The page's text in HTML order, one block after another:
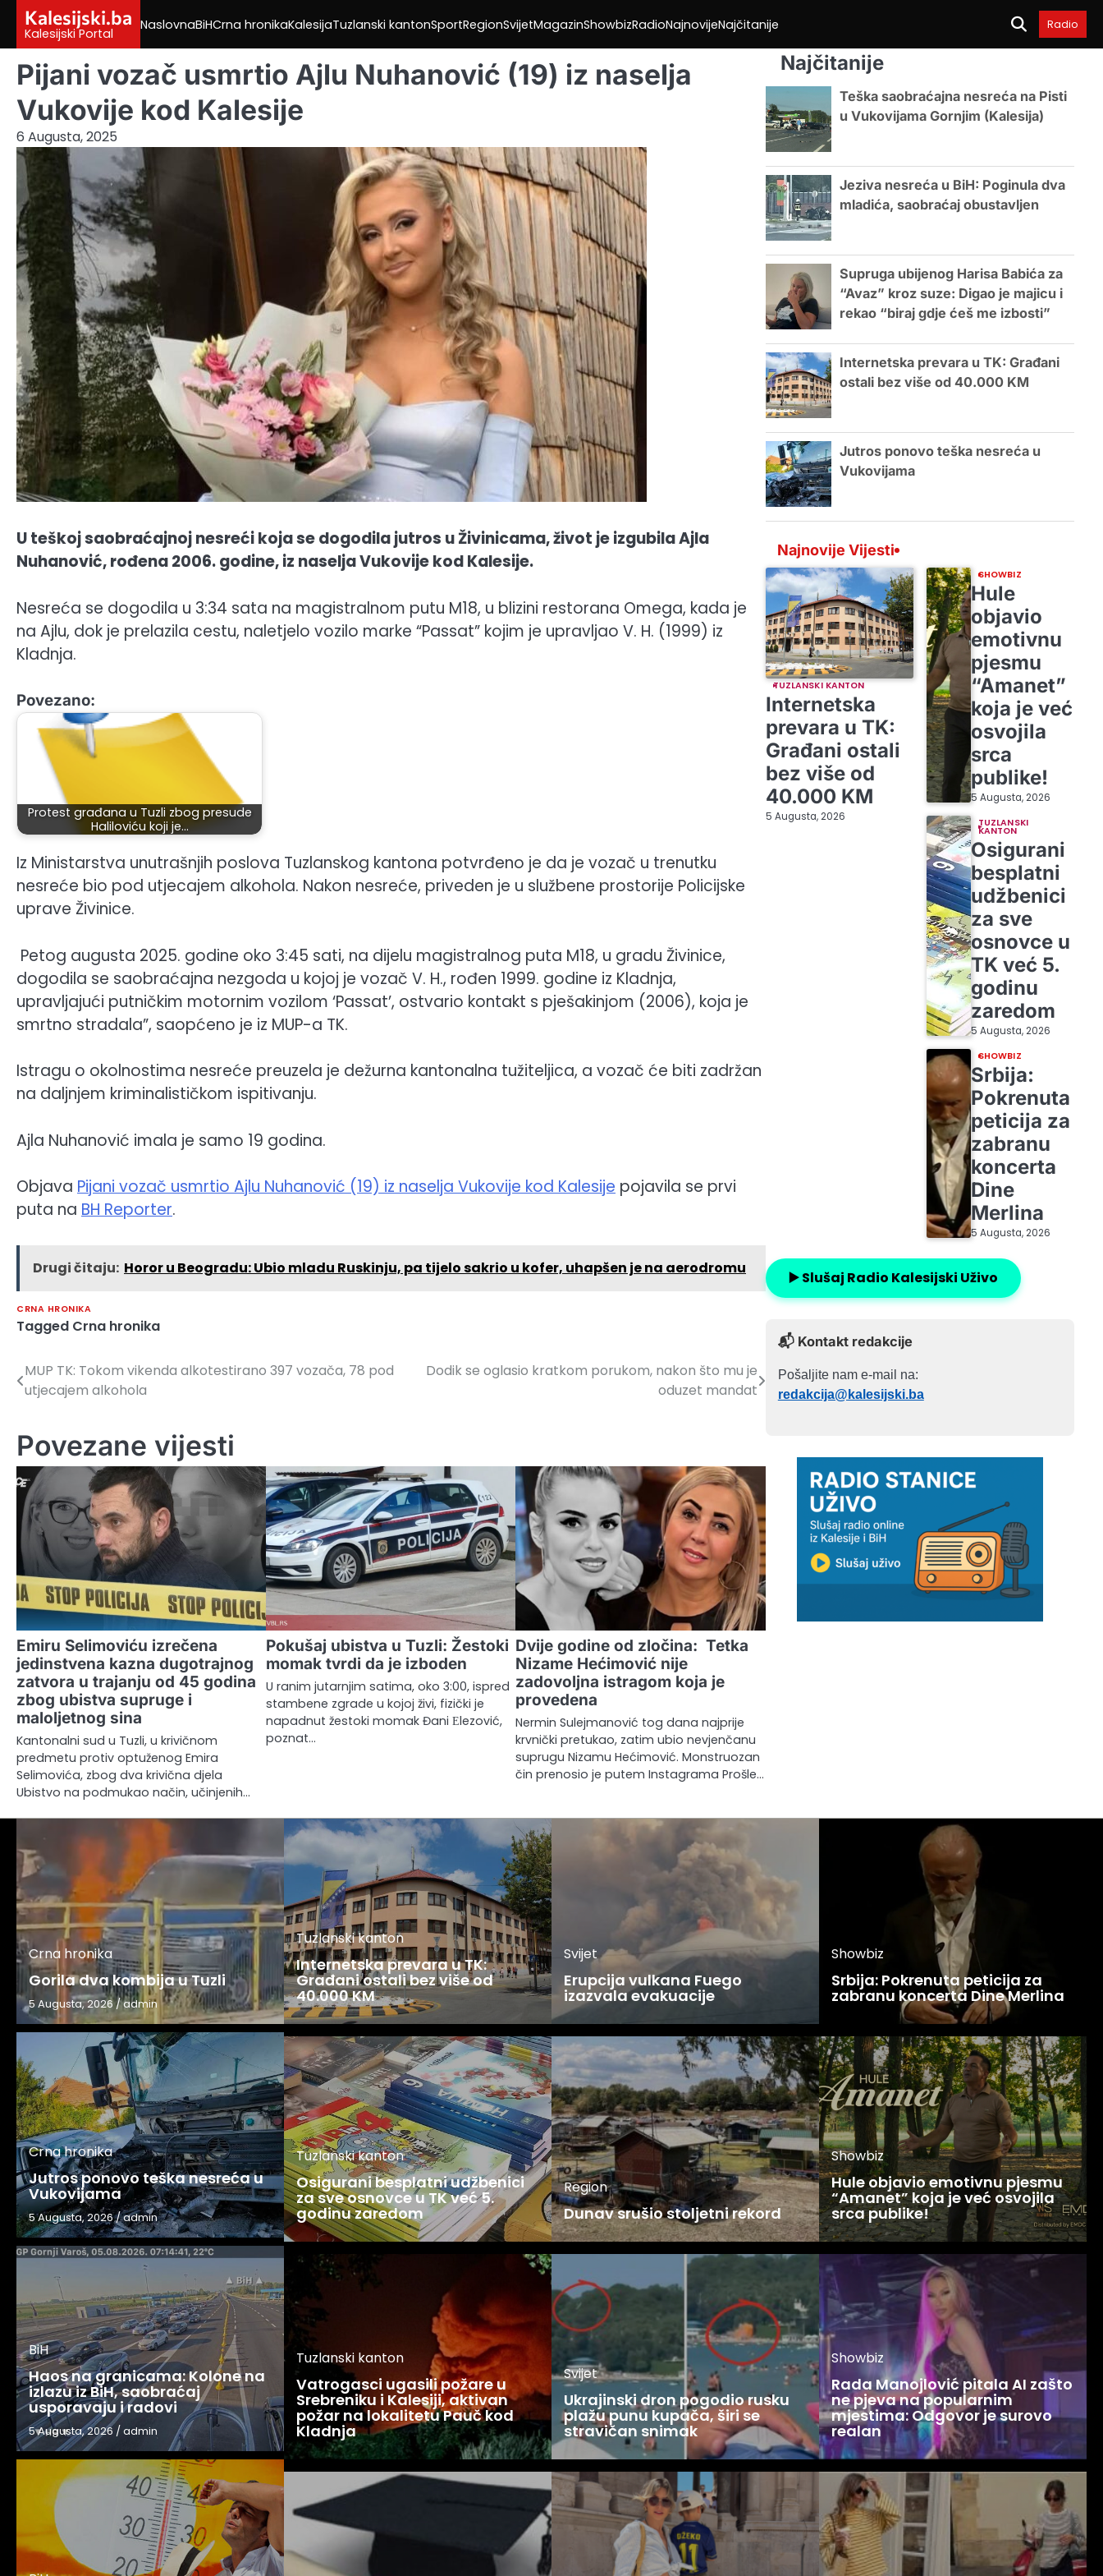
content
Kalesijski.ba
Kalesijski Portal
NaslovnaBiHCrna hronikaKalesijaTuzlanski kantonSportRegionSvijetMagazinShowbizRadioNajnovijeNajčitanije Radio
Pijani vozač usmrtio Ajlu Nuhanović (19) iz naselja
Vukovije kod Kalesije
6 Augusta, 2025
U teškoj saobraćajnoj nesreći koja se dogodila jutros u Živinicama, život je izgubila Ajla
Nuhanović, rođena 2006. godine, iz naselja Vukovije kod Kalesije.
Nesreća se dogodila u 3:34 sata na magistralnom putu M18, u blizini restorana Omega, kada je
na Ajlu, dok je prelazila cestu, naletjelo vozilo marke “Passat” kojim je upravljao V. H. (1999) iz
Kladnja.
Povezano:
Protest građana u Tuzli zbog presude
Haliloviću koji je…
Iz Ministarstva unutrašnjih poslova Tuzlanskog kantona potvrđeno je da je vozač u trenutku
nesreće bio pod utjecajem alkohola. Nakon nesreće, priveden je u službene prostorije Policijske
uprave Živinice.
Petog augusta 2025. godine oko 3:45 sati, na dijelu magistralnog puta M18, u gradu Živinice,
dogodila se saobraćajna nezgoda u kojoj je vozač V. H., rođen 1999. godine iz Kladnja,
upravljajući putničkim motornim vozilom ‘Passat’, ostvario kontakt s pješakinjom (2006), koja je
smrtno stradala”, saopćeno je iz MUP-a TK.
Istragu o okolnostima nesreće preuzela je dežurna kantonalna tužiteljica, a vozač će biti zadržan
na daljnjem kriminalističkom ispitivanju.
Ajla Nuhanović imala je samo 19 godina.
Objava Pijani vozač usmrtio Ajlu Nuhanović (19) iz naselja Vukovije kod Kalesije pojavila se prvi
puta na BH Reporter.
Drugi čitaju: Horor u Beogradu: Ubio mladu Ruskinju, pa tijelo sakrio u kofer, uhapšen je na aerodromu
CRNA HRONIKA
Tagged Crna hronika
Navigacija
članaka
MUP TK: Tokom vikenda alkotestirano 397 vozača, 78 pod
utjecajem alkohola
Dodik se oglasio kratkom porukom, nakon što mu je
oduzet mandat
Povezane vijesti
Emiru Selimoviću izrečena
jedinstvena kazna dugotrajnog
zatvora u trajanju od 45 godina
zbog ubistva supruge i
maloljetnog sina
Kantonalni sud u Tuzli, u krivičnom
predmetu protiv optuženog Emira
Selimovića, zbog dva krivična djela
Ubistvo na podmukao način, učinjenih…
Pokušaj ubistva u Tuzli: Žestoki
momak tvrdi da je izboden
U ranim jutarnjim satima, oko 3:00, ispred
stambene zgrade u kojoj živi, fizički je
napadnut žestoki momak Đani Еlezović,
poznat…
Dvije godine od zločina: Tetka
Nizame Hećimović nije
zadovoljna istragom koja je
provedena
Nermin Sulejmanović tog dana najprije
krvnički pretukao, zatim ubio nevjenčanu
suprugu Nizamu Hećimović. Monstruozan
čin prenosio je putem Instagrama Prošle…
Najčitanije
Teška saobraćajna nesreća na Pisti
u Vukovijama Gornjim (Kalesija)
Jeziva nesreća u BiH: Poginula dva
mladića, saobraćaj obustavljen
Supruga ubijenog Harisa Babića za
“Avaz” kroz suze: Digao je majicu i
rekao “biraj gdje ćeš me izbosti”
Internetska prevara u TK: Građani
ostali bez više od 40.000 KM
Jutros ponovo teška nesreća u
Vukovijama
Najnovije Vijesti
TUZLANSKI KANTON
Internetska
prevara u TK:
Građani ostali
bez više od
40.000 KM
5 Augusta, 2026
SHOWBIZ
Hule
objavio
emotivnu
pjesmu
“Amanet”
koja je već
osvojila
srca
publike!
5 Augusta, 2026
TUZLANSKI
KANTON
Osigurani
besplatni
udžbenici
za sve
osnovce u
TK već 5.
godinu
zaredom
5 Augusta, 2026
SHOWBIZ
Srbija:
Pokrenuta
peticija za
zabranu
koncerta
Dine
Merlina
5 Augusta, 2026
▶️ Slušaj Radio Kalesijski Uživo
📬 Kontakt redakcije
Pošaljite nam e-mail na:
redakcija@kalesijski.ba
Crna hronika
Gorila dva kombija u Tuzli
5 Augusta, 2026/admin
Crna hronika
Jutros ponovo teška nesreća u
Vukovijama
5 Augusta, 2026/admin
BiH
Haos na granicama: Kolone na
izlazu iz BiH, saobraćaj
usporavaju i radovi
5 Augusta, 2026 /admin
Tuzlanski kanton
Internetska prevara u TK:
Građani ostali bez više od
40.000 KM
Tuzlanski kanton
Osigurani besplatni udžbenici
za sve osnovce u TK već 5.
godinu zaredom
Tuzlanski kanton
Vatrogasci ugasili požare u
Srebreniku i Kalesiji, aktivan
požar na lokalitetu Pauč kod
Kladnja
Svijet
Erupcija vulkana Fuego
izazvala evakuacije
Region
Dunav srušio stoljetni rekord
Svijet
Ukrajinski dron pogodio rusku
plažu punu kupača, širi se
stravičan snimak
Showbiz
Srbija: Pokrenuta peticija za
zabranu koncerta Dine Merlina
Showbiz
Hule objavio emotivnu pjesmu
“Amanet” koja je već osvojila
srca publike!
Showbiz
Rada Manojlović pitala AI zašto
ne pjeva na popularnim
mjestima: Odgovor je surovo
realan